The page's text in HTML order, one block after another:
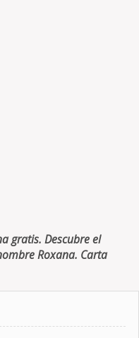
gratis. Descubre el
Roxana. Carta